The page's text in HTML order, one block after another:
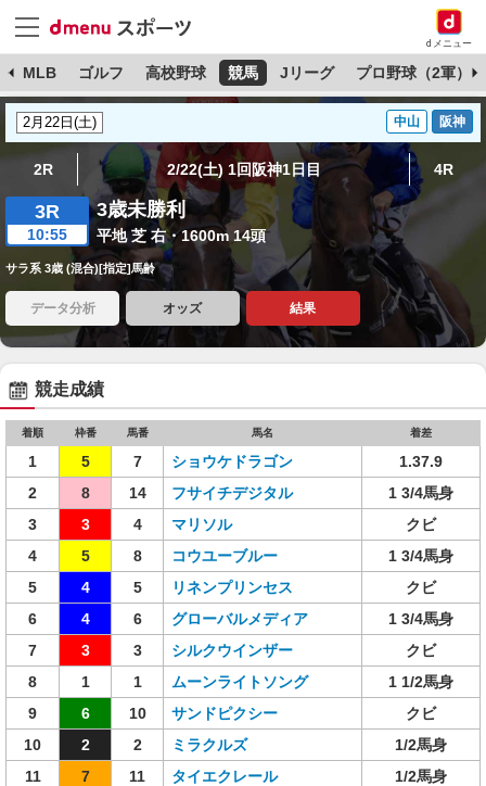
dメニュー
MLB ゴルフ 高校野球 競馬 Jリーグ プロ野球（2軍）
中山 阪神
2R 2/22(土) 1回阪神1日目 4R
3R
10:55
3歳未勝利
平地 芝 右・1600m 14頭
サラ系 3歳 (混合)[指定]馬齢
データ分析 オッズ 結果
競走成績
着順 枠番 馬番 馬名 着差
1 5 7 ショウケドラゴン
1.37.9
2
8 14 フサイチデジタル
1 3/4馬身
3
3 4 マリソル
クビ
4
5 8 コウユーブルー
1 3/4馬身
5
4 5 リネンプリンセス
クビ
6
4 6 グローバルメディア
1 3/4馬身
7
3 3 シルクウインザー
クビ
8
1 1 ムーンライトソング
1 1/2馬身
9
6 10 サンドピクシー
クビ
10
2 2 ミラクルズ
1/2馬身
11
7 11 タイエクレール
1/2馬身